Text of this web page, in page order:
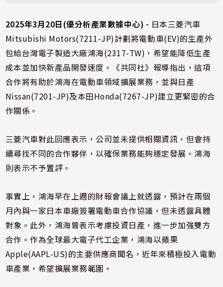
2025年3月20日(優分析產業數據中心) - 日本三菱汽車
Mitsubishi Motors(7211-JP)計劃將電動車(EV)的生產外
包給台灣電子製造大廠鴻海(2317-TW)，希望能降低生產
成本並加快新產品開發速度。《共同社》報導指出，這項
合作將有助於鴻海在電動車領域擴展業務，並與日產
Nissan(7201-JP)及本田Honda(7267-JP)建立更緊密的合
作關係。
三菱汽車對此回應表示，公司並未提供相關資訊，但會持
續尋找不同的合作夥伴，以確保業務能夠穩定發展。鴻海
則表示不予置評。
事實上，鴻海早在上週的財報會議上就透露，預計在兩個
月內與一家日本車廠簽署電動車合作協議，但未透露具體
對象。此外，鴻海曾表示考慮投資日產，進一步加強雙方
合作。作為全球最大電子代工企業，鴻海以蘋果
Apple(AAPL-US)的主要供應商聞名，近年來積極投入電動
車產業，希望擴展業務範圍。